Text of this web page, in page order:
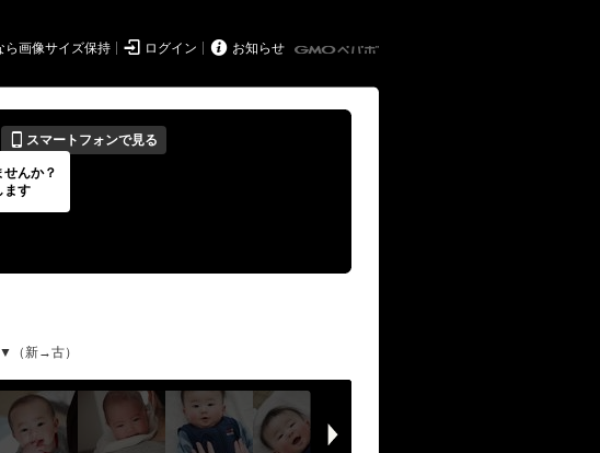
ら画像サイズ保持  ログイン  お知らせ
📱 スマートフォンで見る
（新→古）
んか？
ます